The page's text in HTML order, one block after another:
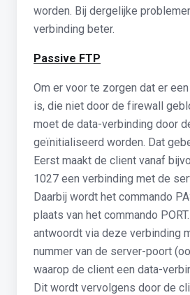
worden. Bij dergelijke
verbinding beter.
Passive FTP
Om er voor te zorgen dat er
is, die niet door de firewall
moet de data-verbinding door
geïnitialiseerd worden. Dat
Eerst maakt de client vanaf
1027 een verbinding met de
Daarbij wordt het commando
plaats van het commando
antwoordt via deze verbinding
nummer van de server-poort
waarop de client een data-
Dit wordt vervolgens door de